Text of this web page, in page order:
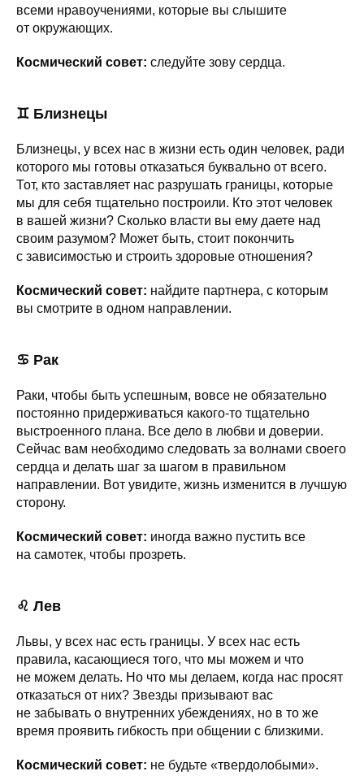
всеми нравоучениями, которые вы слышите
от окружающих.
Космический совет: следуйте зову сердца.
♊ Близнецы
Близнецы, у всех нас в жизни есть один человек, ради
которого мы готовы отказаться буквально от всего.
Тот, кто заставляет нас разрушать границы, которые
мы для себя тщательно построили. Кто этот человек
в вашей жизни? Сколько власти вы ему даете над
своим разумом? Может быть, стоит покончить
с зависимостью и строить здоровые отношения?
Космический совет: найдите партнера, с которым
вы смотрите в одном направлении.
♋ Рак
Раки, чтобы быть успешным, вовсе не обязательно
постоянно придерживаться какого-то тщательно
выстроенного плана. Все дело в любви и доверии.
Сейчас вам необходимо следовать за волнами своего
сердца и делать шаг за шагом в правильном
направлении. Вот увидите, жизнь изменится в лучшую
сторону.
Космический совет: иногда важно пустить все
на самотек, чтобы прозреть.
♌ Лев
Львы, у всех нас есть границы. У всех нас есть
правила, касающиеся того, что мы можем и что
не можем делать. Но что мы делаем, когда нас просят
отказаться от них? Звезды призывают вас
не забывать о внутренних убеждениях, но в то же
время проявить гибкость при общении с близкими.
Космический совет: не будьте «твердолобыми».